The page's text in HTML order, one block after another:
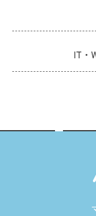
IT・